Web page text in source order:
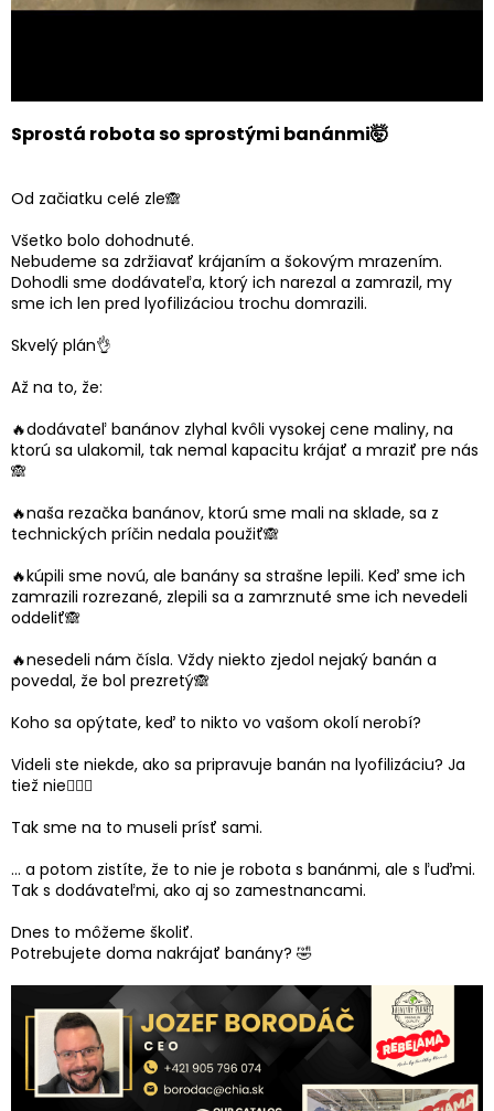
Sprostá robota so sprostými banánmi🤯
Od začiatku celé zle🙈
Všetko bolo dohodnuté.
Nebudeme sa zdržiavať krájaním a šokovým mrazením.
Dohodli sme dodávateľa, ktorý ich narezal a zamrazil, my
sme ich len pred lyofilizáciou trochu domrazili.
Skvelý plán👌
Až na to, že:
🔥dodávateľ banánov zlyhal kvôli vysokej cene maliny, na
ktorú sa ulakomil, tak nemal kapacitu krájať a mraziť pre nás
🙈
🔥naša rezačka banánov, ktorú sme mali na sklade, sa z
technických príčin nedala použiť🙈
🔥kúpili sme novú, ale banány sa strašne lepili. Keď sme ich
zamrazili rozrezané, zlepili sa a zamrznuté sme ich nevedeli
oddeliť🙈
🔥nesedeli nám čísla. Vždy niekto zjedol nejaký banán a
povedal, že bol prezretý🙈
Koho sa opýtate, keď to nikto vo vašom okolí nerobí?
Videli ste niekde, ako sa pripravuje banán na lyofilizáciu? Ja
tiež nie🤷🏻‍♂️
Tak sme na to museli prísť sami.
… a potom zistíte, že to nie je robota s banánmi, ale s ľuďmi.
Tak s dodávateľmi, ako aj so zamestnancami.
Dnes to môžeme školiť.
Potrebujete doma nakrájať banány? 🤣